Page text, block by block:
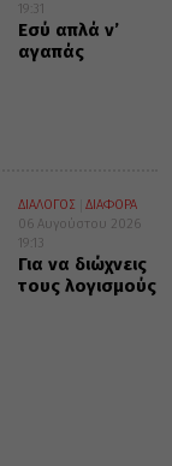
19:31
Εσύ απλά ν’
αγαπάς
ΔΙΑΛΟΓΟΣ
ΔΙΑΦΟΡΑ
06 Αυγούστου 2026
19:13
Για να διώχνεις
τους λογισμούς